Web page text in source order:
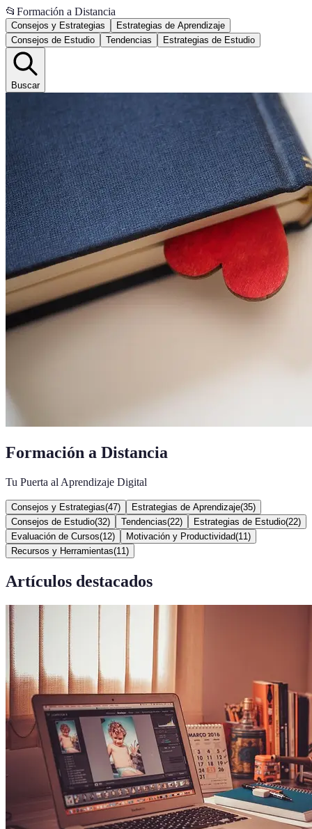
📂 Formación a Distancia
Consejos y Estrategias
Estrategias de Aprendizaje
Consejos de Estudio
Tendencias Estrategias de Estudio
Buscar
Formación a Distancia
Tu Puerta al Aprendizaje Digital
Consejos y Estrategias(47) Estrategias de Aprendizaje(35)
Consejos de Estudio(32) Tendencias(22) Estrategias de Estudio(22)
Evaluación de Cursos(12) Motivación y Productividad(11 )
Recursos y Herramientas(11 )
Artículos destacados